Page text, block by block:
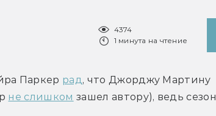
4374
1 минута на чтение
Паркер рад, что Джорджу Мартину
не слишком зашел автору), ведь сезон